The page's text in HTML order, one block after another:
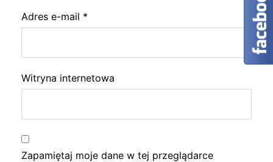
Adres e-mail *
Witryna internetowa
Zapamiętaj moje dane w tej przeglądarce